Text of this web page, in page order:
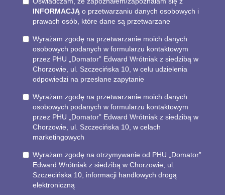
INFORMACJĄ o przetwarzaniu danych osobowych i
prawach osób, które dane są przetwarzane
Wyrażam zgodę na przetwarzanie moich danych
osobowych podanych w formularzu kontaktowym
przez PHU „Domator” Edward Wrótniak z siedzibą w
Chorzowie, ul. Szczecińska 10, w celu udzielenia
odpowiedzi na przesłane zapytanie
Wyrażam zgodę na przetwarzanie moich danych
osobowych podanych w formularzu kontaktowym
przez PHU „Domator” Edward Wrótniak z siedzibą w
Chorzowie, ul. Szczecińska 10, w celach
marketingowych
Wyrażam zgodę na otrzymywanie od PHU „Domator”
Edward Wrótniak z siedzibą w Chorzowie, ul.
Szczecińska 10, informacji handlowych drogą
elektroniczną